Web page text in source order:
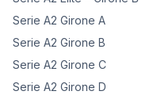
Serie A2 Girone A
Serie A2 Girone B
Serie A2 Girone C
Serie A2 Girone D